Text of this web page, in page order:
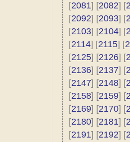
[2081] [2082] [
[2092] [2093] [
[2103] [2104] [
[2114] [2115] [
[2125] [2126] [
[2136] [2137] [
[2147] [2148] [
[2158] [2159] [
[2169] [2170] [
[2180] [2181] [
[2191] [2192] [